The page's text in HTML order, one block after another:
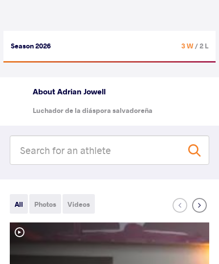
Season 2026 3 W/ 2 L
About Adrian Jowell
Luchador de la diáspora salvadoreña
All Photos Videos